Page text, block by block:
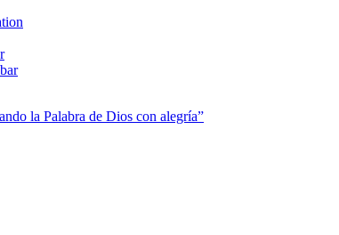
la Palabra de Dios con alegría”